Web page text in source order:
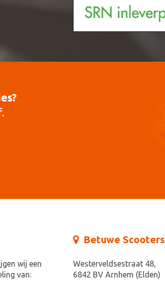
wij een
van:
Betuwe Scooters
Westerveldsestraat 48,
6842 BV Arnhem (Elden)